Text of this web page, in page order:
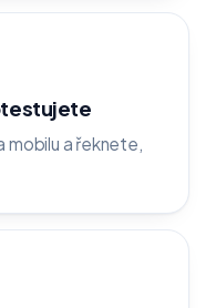
mobilu a řeknete,